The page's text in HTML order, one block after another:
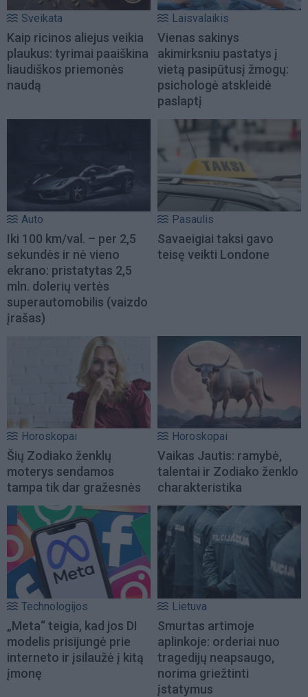
Sveikata
Kaip ricinos aliejus veikia
plaukus: tyrimai paaiškina
liaudiškos priemonės
naudą
Laisvalaikis
Vienas sakinys
akimirksniu pastatys į
vietą pasipūtusį žmogų:
psichologė atskleidė
paslaptį
Auto
Iki 100 km/val. – per 2,5
sekundės ir nė vieno
ekrano: pristatytas 2,5
mln. dolerių vertės
superautomobilis (vaizdo
įrašas)
Pasaulis
Savaeigiai taksi gavo
teisę veikti Londone
Horoskopai
Šių Zodiako ženklų
moterys sendamos
tampa tik dar gražesnės
Horoskopai
Vaikas Jautis: ramybė,
talentai ir Zodiako ženklo
charakteristika
Technologijos
„Meta“ teigia, kad jos DI
modelis prisijungė prie
interneto ir įsilaužė į kitą
įmonę
Lietuva
Smurtas artimoje
aplinkoje: orderiai nuo
tragedijų neapsaugo,
norima griežtinti
įstatymus